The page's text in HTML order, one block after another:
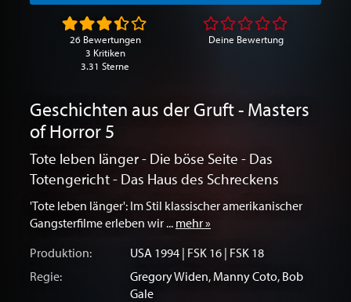
Geschichten aus der Gruft - Masters
of Horror 5
Tote leben länger - Die böse Seite - Das
Totengericht - Das Haus des Schreckens
'Tote leben länger': Im Stil klassischer amerikanischer
Gangsterfilme erleben wir ... mehr »
Produktion:
USA 1994 | FSK 16 | FSK 18
Regie:
Gregory Widen, Manny Coto, Bob
Gale
26 Bewertungen
3 Kritiken
3.31 Sterne
Deine Bewertung